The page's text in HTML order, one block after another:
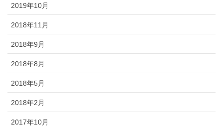
2019年10月
2018年11月
2018年9月
2018年8月
2018年5月
2018年2月
2017年10月